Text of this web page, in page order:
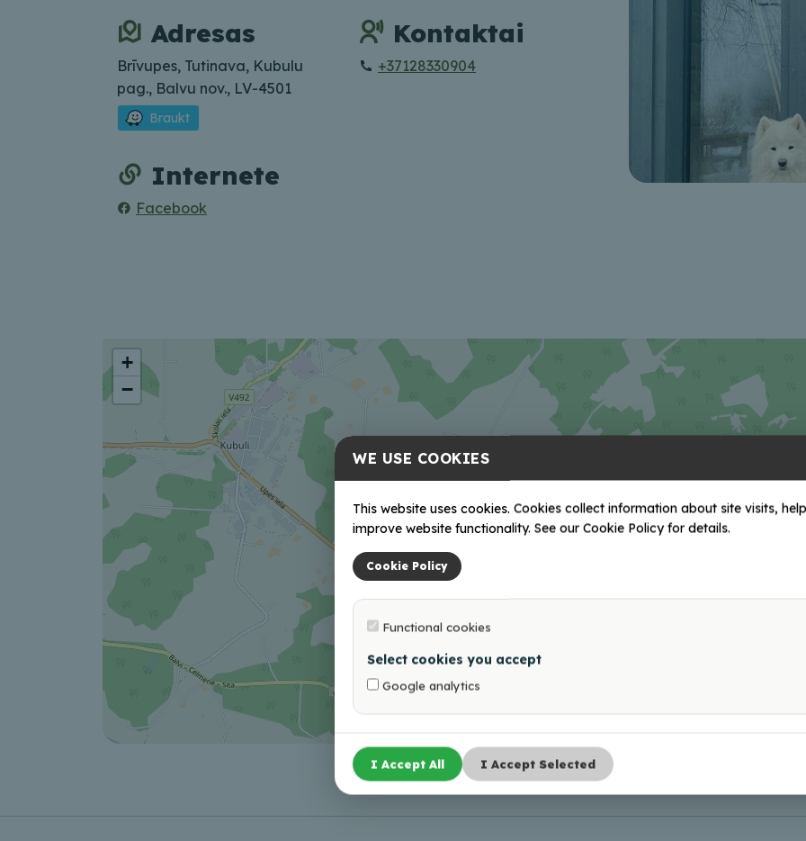
Adresas
Brīvupes, Tutinava, Kubulu
pag., Balvu nov., LV-4501
Braukt
Kontaktai
+37128330904
Internete
Facebook
+
−
WE USE COOKIES
This website uses cookies. Cookies collect information about site visits,
improve website functionality. See our Cookie Policy for details.
Cookie Policy
Functional cookies
Select cookies you accept
Google analytics
I Accept All I Accept Selected